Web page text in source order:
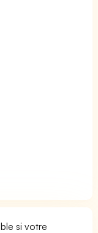
si votre